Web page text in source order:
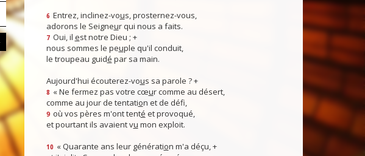
6 Entrez, inclinez-vous, prosternez-vous,
adorons le Seigneur qui nous a faits.
7 Oui, il est notre Dieu ; +
nous sommes le peuple qu'il conduit,
le troupeau guidé par sa main.
Aujourd'hui écouterez-vous sa parole ? +
8 « Ne fermez pas votre cœur comme au désert,
comme au jour de tentation et de défi,
9 où vos pères m'ont tenté et provoqué,
et pourtant ils avaient vu mon exploit.
10 « Quarante ans leur génération m'a déçu, +